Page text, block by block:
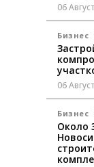
06
Бизнес
06
Бизнес
Около